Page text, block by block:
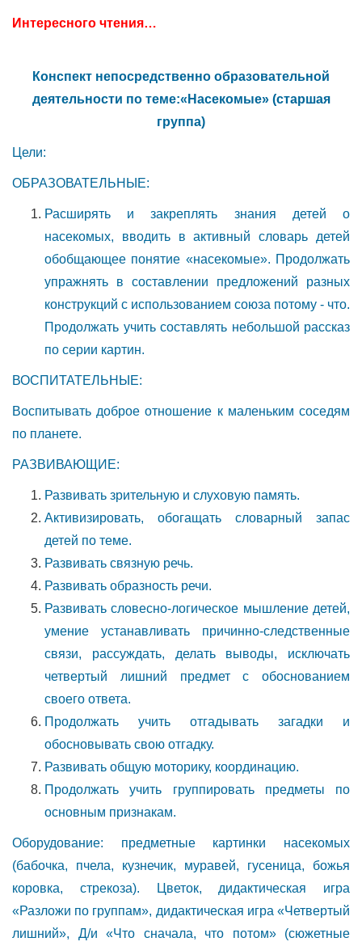
Интересного чтения…
Конспект непосредственно образовательной
деятельности по теме:«Насекомые» (старшая
группа)
Цели:
ОБРАЗОВАТЕЛЬНЫЕ:
Расширять и закреплять знания детей о
насекомых, вводить в активный словарь детей
обобщающее понятие «насекомые». Продолжать
упражнять в составлении предложений разных
конструкций с использованием союза потому - что.
Продолжать учить составлять небольшой рассказ
по серии картин.
ВОСПИТАТЕЛЬНЫЕ:
Воспитывать доброе отношение к маленьким соседям
по планете.
РАЗВИВАЮЩИЕ:
Развивать зрительную и слуховую память.
Активизировать, обогащать словарный запас
детей по теме.
Развивать связную речь.
Развивать образность речи.
Развивать словесно-логическое мышление детей,
умение устанавливать причинно-следственные
связи, рассуждать, делать выводы, исключать
четвертый лишний предмет с обоснованием
своего ответа.
Продолжать учить отгадывать загадки и
обосновывать свою отгадку.
Развивать общую моторику, координацию.
Продолжать учить группировать предметы по
основным признакам.
Оборудование: предметные картинки насекомых
(бабочка, пчела, кузнечик, муравей, гусеница, божья
коровка, стрекоза). Цветок, дидактическая игра
«Разложи по группам», дидактическая игра «Четвертый
лишний», Д/и «Что сначала, что потом» (сюжетные